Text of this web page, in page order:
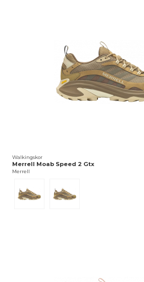
Walkingskor
Merrell Moab Speed 2 Gtx
Merrell